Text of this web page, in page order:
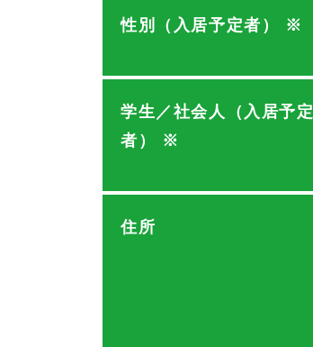
性別（入居予定者） ※
学生／社会人（入居予定
者）
※
住所